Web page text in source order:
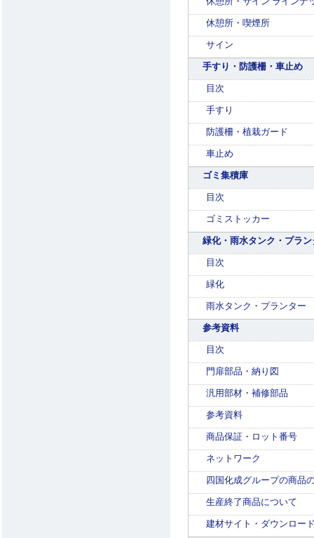
休憩所・喫煙所
サイン
手すり・防護柵・車止め
目次
手すり
防護柵・植栽ガード
車止め
ゴミ集積庫
目次
ゴミストッカー
緑化・雨水タンク・プラン
目次
緑化
雨水タンク・プランター
参考資料
目次
門扉部品・納り図
汎用部材・補修部品
参考資料
商品保証・ロット番号
ネットワーク
四国化成グループの商品
生産終了商品について
建材サイト・ダウンロー